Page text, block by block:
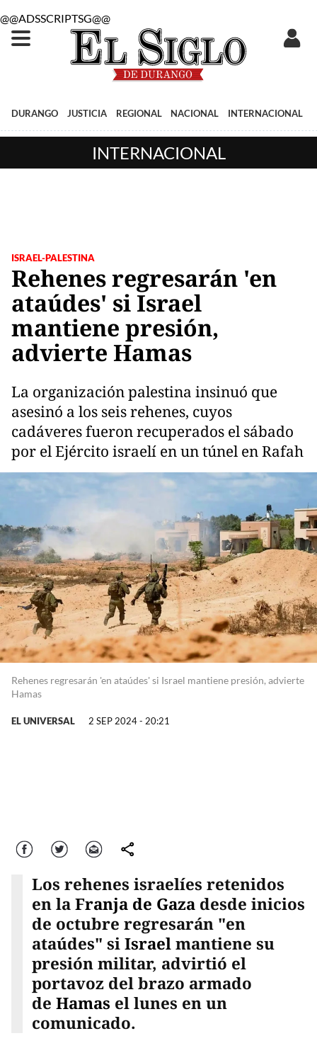
@@ADSSCRIPTSG@@
DURANGO JUSTICIA REGIONAL NACIONAL INTERNACIONAL
INTERNACIONAL
ISRAEL-PALESTINA
Rehenes regresarán 'en
ataúdes' si Israel
mantiene presión,
advierte Hamas
La organización palestina insinuó que
asesinó a los seis rehenes, cuyos
cadáveres fueron recuperados el sábado
por el Ejército israelí en un túnel en Rafah
Rehenes regresarán 'en ataúdes' si Israel mantiene presión, advierte
Hamas
EL UNIVERSAL 2 SEP 2024 - 20:21
Facebook Twitter Correo comparte
Los rehenes israelíes retenidos
en laFranja de Gazadesde inicios
de octubre regresarán "en
ataúdes" siIsraelmantiene su
presión militar, advirtió el
portavoz del brazo armado
de Hamas el lunes en un
comunicado.